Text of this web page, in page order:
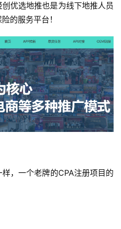
优选地推也是为线下地推人员
的服务平台！
，一个老牌的CPA注册项目的